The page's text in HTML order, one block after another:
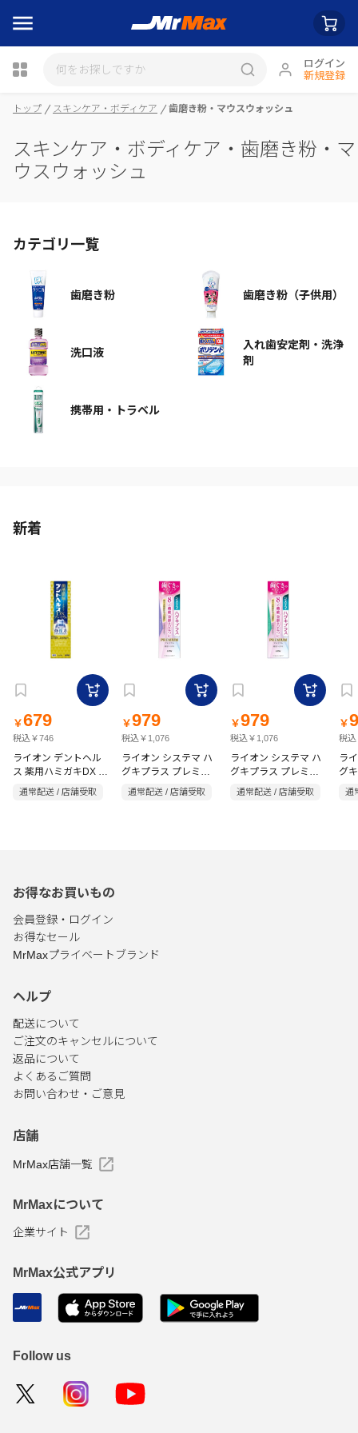
ログイン
新規登録
瓶詰
トップ スキンケア・ボディケア 歯磨き粉・マウスウォッシュ
スキンケア・ボディケア・歯磨き粉・マ
ウスウォッシュ
カテゴリ一覧
歯磨き粉 歯磨き粉（子供用）
洗口液
入れ歯安定剤・洗浄
剤
携帯用・トラベル
新着
￥679
税込￥746
ライオン デントヘル
ス 薬用ハミガキDX プ
レミアム すっきりと
した塩味 30g【医薬部
通常配送 / 店舗受取
￥979
税込￥1,076
ライオン システマ ハ
グキプラス プレミア
ム ロイヤルハーブミ
ント 95g
通常配送 / 店舗受取
￥979
税込￥1,076
ライオン システマ ハ
グキプラス プレミア
ム フレッシュクリス
タルミント 95g
通常配送 / 店舗受取
￥
税込
ラ
グ
ム
テ
通
お得なお買いもの
会員登録・ログイン
お得なセール
MrMaxプライベートブランド
ヘルプ
配送について
ご注文のキャンセルについて
返品について
よくあるご質問
お問い合わせ・ご意見
店舗
MrMax店舗一覧
MrMaxについて
企業サイト
MrMax公式アプリ
Follow us